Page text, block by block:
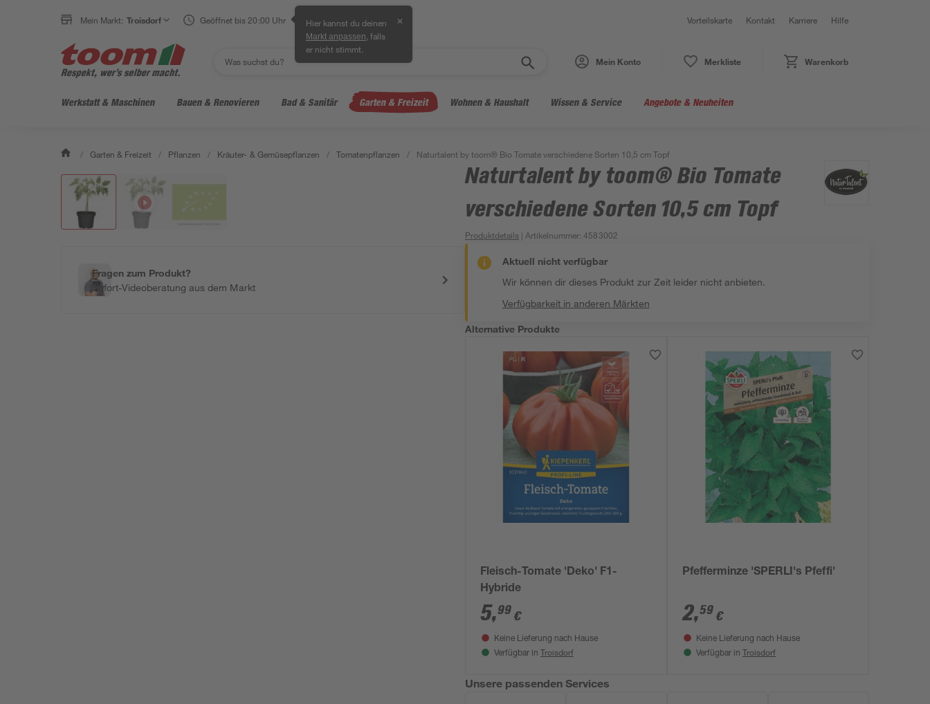
Mein Markt: Troisdorf Geöffnet bis 20:00 Uhr Hier kannst du deinen
Markt anpassen , falls
er nicht stimmt.
✕ Vorteilskarte Kontakt Karriere Hilfe
Mein Konto Merkliste Warenkorb
Werkstatt & Maschinen Bauen & Renovieren Bad & Sanitär Garten & Freizeit Wohnen & Haushalt Wissen & Service Angebote & Neuheiten
/ Garten & Freizeit / Pflanzen / Kräuter- & Gemüsepflanzen / Tomatenpflanzen / Naturtalent by toom® Bio Tomate verschiedene Sorten 10,5 cm Topf
Fragen zum Produkt?
Sofort-Videoberatung aus dem Markt
Naturtalent by toom® Bio Tomate
verschiedene Sorten 10,5 cm Topf
Produktdetails | Artikelnummer:4583002
Aktuell nicht verfügbar
Wir können dir dieses Produkt zur Zeit leider nicht anbieten.
Verfügbarkeit in anderen Märkten
Alternative Produkte
Fleisch-Tomate 'Deko' F1-
Hybride
5,99 €
Keine Lieferung nach Hause
Verfügbar in Troisdorf
Pfefferminze 'SPERLI's Pfeffi'
2,59 €
Keine Lieferung nach Hause
Verfügbar in Troisdorf
Unsere passenden Services